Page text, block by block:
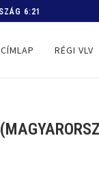
PROGRAM
CÍMLAP RÉGI VLV